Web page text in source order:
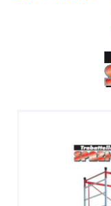
TRABATTELLI
SGABELLI E
ESPOSITORI
ACCESSORI,